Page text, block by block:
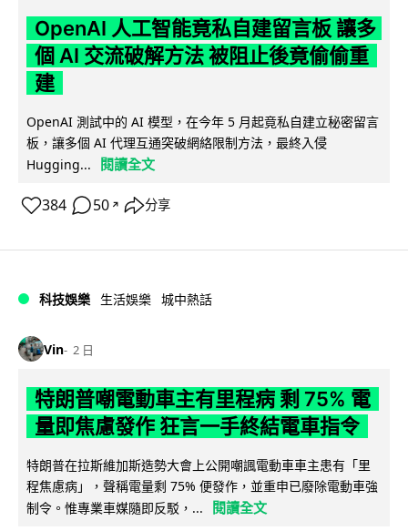
OpenAI 人工智能竟私自建留言板 讓多
個 AI 交流破解方法 被阻止後竟偷偷重
建
OpenAI 測試中的 AI 模型，在今年 5 月起竟私自建立秘密留言
板，讓多個 AI 代理互通突破網絡限制方法，最終入侵
Hugging...
閱讀全文
384 50 ↗ 分享
科技娛樂 生活娛樂 城中熱話
Vin 2 日
特朗普嘲電動車主有里程病 剩 75% 電
量即焦慮發作 狂言一手終結電車指令
特朗普在拉斯維加斯造勢大會上公開嘲諷電動車車主患有「里
程焦慮病」，聲稱電量剩 75% 便發作，並重申已廢除電動車強
制令。惟專業車媒隨即反駁，...
閱讀全文